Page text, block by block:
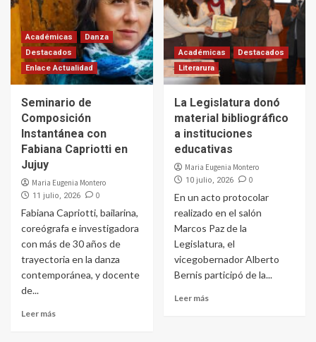
Académicas
Danza
Destacados
Enlace Actualidad
Seminario de
Composición
Instantánea con
Fabiana Capriotti en
Jujuy
Maria Eugenia Montero
11 julio, 2026 0
Fabiana Capriotti, bailarina,
coreógrafa e investigadora
con más de 30 años de
trayectoria en la danza
contemporánea, y docente
de...
Leer más
Académicas
Destacados
Literarura
La Legislatura donó
material bibliográfico
a instituciones
educativas
Maria Eugenia Montero
10 julio, 2026 0
En un acto protocolar
realizado en el salón
Marcos Paz de la
Legislatura, el
vicegobernador Alberto
Bernis participó de la...
Leer más